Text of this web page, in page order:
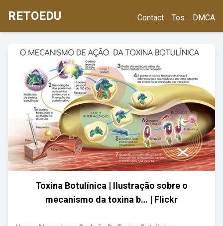
RETOEDU Contact Tos DMCA
Toxina Botulínica | Ilustração sobre o
mecanismo da toxina b… | Flickr